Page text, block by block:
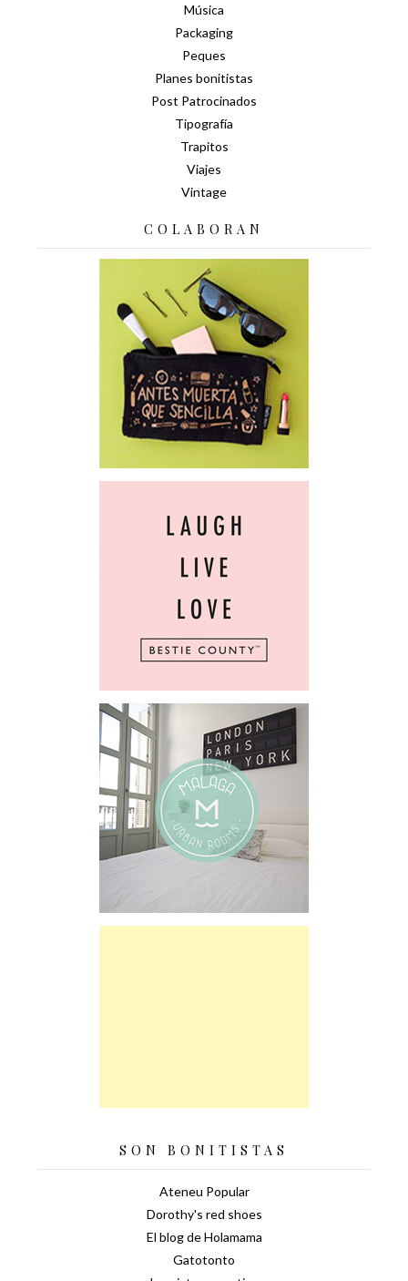
Música
Packaging
Peques
Planes bonitistas
Post Patrocinados
Tipografía
Trapitos
Viajes
Vintage
COLABORAN
SON BONITISTAS
Ateneu Popular
Dorothy's red shoes
El blog de Holamama
Gatotonto